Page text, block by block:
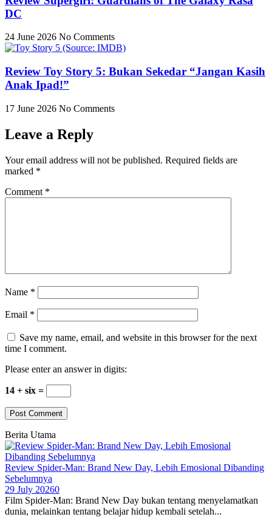
DC
24 June 2026 No Comments
Review Toy Story 5: Bukan Sekedar “Jangan Kasih
Anak Ipad!”
17 June 2026 No Comments
Leave a Reply
Your email address will not be published. Required fields are
marked *
Comment *
Name *
Email *
Save my name, email, and website in this browser for the next
time I comment.
Please enter an answer in digits:
14 + six =
Berita Utama
Review Spider-Man: Brand New Day, Lebih Emosional Dibanding
Sebelumnya
29 July 20260
Film Spider-Man: Brand New Day bukan tentang menyelamatkan
dunia, melainkan tentang belajar hidup kembali setelah...